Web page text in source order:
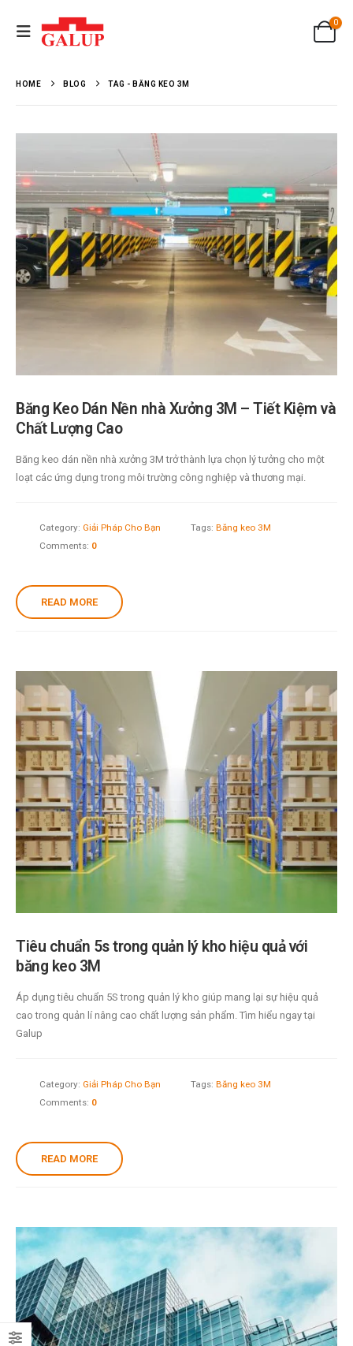
0
HOME BLOG TAG - BĂNG KEO 3M
Băng Keo Dán Nền nhà Xưởng 3M – Tiết Kiệm và
Chất Lượng Cao
Băng keo dán nền nhà xưởng 3M trở thành lựa chọn lý tưởng cho một
loạt các ứng dụng trong môi trường công nghiệp và thương mại.
Category: Giải Pháp Cho Bạn Tags: Băng keo 3M
Comments: 0
READ MORE
Tiêu chuẩn 5s trong quản lý kho hiệu quả với
băng keo 3M
Áp dụng tiêu chuẩn 5S trong quản lý kho giúp mang lại sự hiệu quả
cao trong quản lí nâng cao chất lượng sản phẩm. Tìm hiểu ngay tại
Galup
Category: Giải Pháp Cho Bạn Tags: Băng keo 3M
Comments: 0
READ MORE